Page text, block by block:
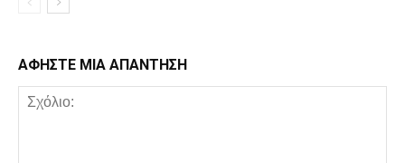
ΑΦΗΣΤΕ ΜΙΑ ΑΠΑΝΤΗΣΗ